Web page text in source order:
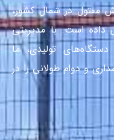
مفتول در شمال کشور،
است. با مدیریتی
تولیدی، ما
و دوام طولانی را در